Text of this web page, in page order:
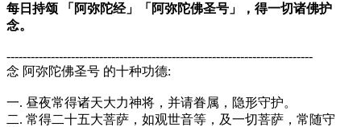
每日持颂 「阿弥陀经」「阿弥陀佛圣号」，得一切诸佛护
念。
----------------------------------------------------------------------------
念 阿弥陀佛圣号 的十种功德:
一. 昼夜常得诸天大力神将，并请眷属，隐形守护。
二. 常得二十五大菩萨，如观世音等，及一切菩萨，常随守